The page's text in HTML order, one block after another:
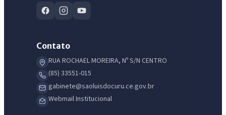
Contato
RUA ROCHAEL MOREIRA, Nº S/N CENTRO
(85) 33551-015
gabinete@saoluisdocuru.ce.gov.br
Webmail Institucional